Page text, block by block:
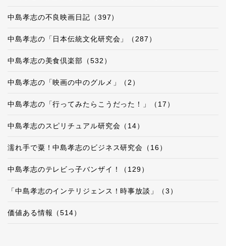
中島孝志の不良映画日記（397）
中島孝志の「日本伝統文化研究会」（287）
中島孝志の美食倶楽部（532）
中島孝志の「映画の中のグルメ」（2）
中島孝志の「行ってみたらこうだった！」（17）
中島孝志のスピリチュアル研究会（14）
濡れ手で粟！中島孝志のビジネス研究会（16）
中島孝志のテレビっ子バンザイ！（129）
「中島孝志のインテリジェンス！時事放談」（3）
価値ある情報（514）